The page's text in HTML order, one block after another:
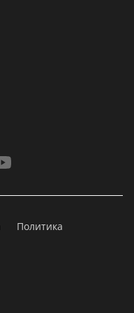
Политика